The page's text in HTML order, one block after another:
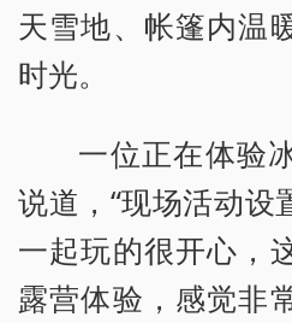
天雪地、帐篷内温
时光。
一位正在体验
说道，“现场活动设
一起玩的很开心，
露营体验，感觉非